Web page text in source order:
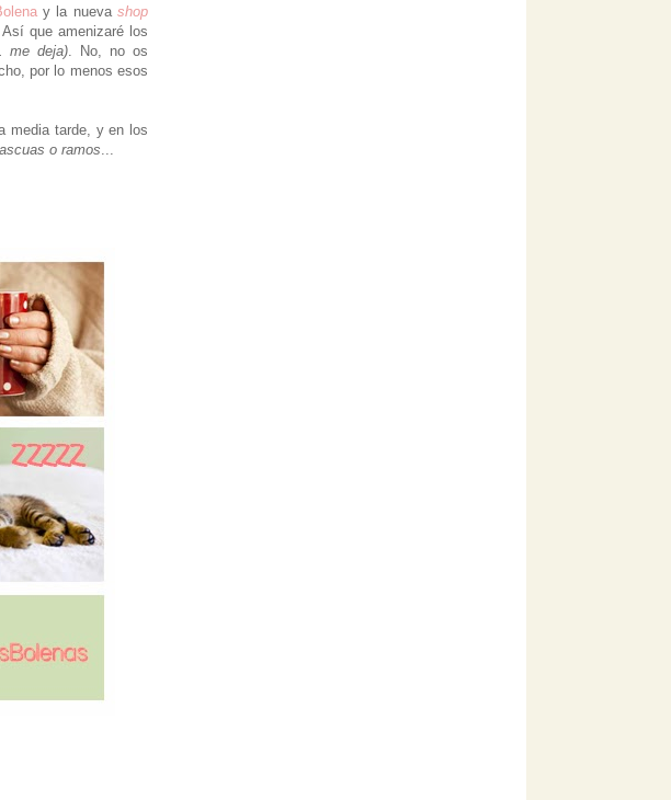
y la nuevashop
que amenizaré los
me deja). No, no os
por lo menos esos
media tarde, y en los
o ramos...